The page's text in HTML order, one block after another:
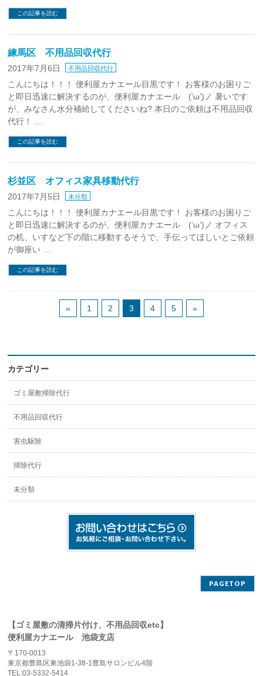
この記事を読む
練馬区 不用品回収代行
2017年7月6日 不用品回収代行
こんにちは！！！ 便利屋カナエール目黒です！ お客様のお困りご
と即日迅速に解決するのが、便利屋カナエール (‘ω’)ノ 暑いです
が、みなさん水分補給してくださいね? 本日のご依頼は不用品回収
代行！ …
この記事を読む
杉並区 オフィス家具移動代行
2017年7月5日 未分類
こんにちは！！！ 便利屋カナエール目黒です！ お客様のお困りご
と即日迅速に解決するのが、便利屋カナエール (‘ω’)ノ オフィス
の机、いすなど下の階に移動するそうで、手伝ってほしいとご依頼
が御座い …
この記事を読む
« 1 2 3 4 5 »
カテゴリー
ゴミ屋敷掃除代行
不用品回収代行
害虫駆除
掃除代行
未分類
PAGETOP
【ゴミ屋敷の清掃片付け、不用品回収etc】
便利屋カナエール 池袋支店
〒170-0013
東京都豊島区東池袋1-38-1豊島サロンビル4階
TEL:03-5332-5414